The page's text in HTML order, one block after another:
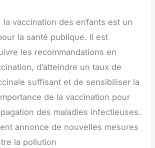
la vaccination des enfants est un
la santé publique. Il est
les recommandations en
d’atteindre un taux de
suffisant et de sensibiliser la
de la vaccination pour
des maladies infectieuses.
annonce de nouvelles mesures
la pollution